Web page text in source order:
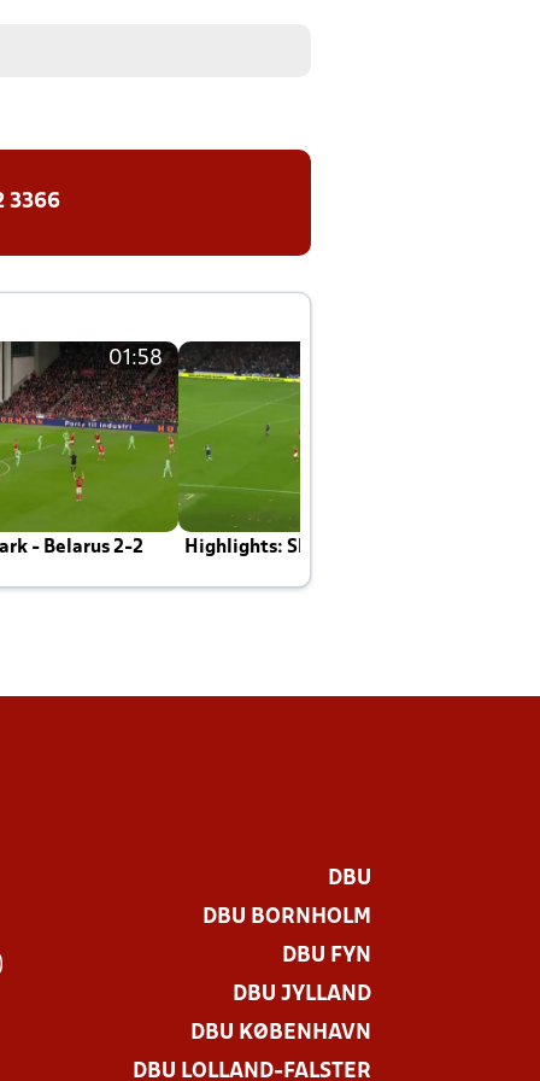
3366
01:58
- Belarus 2-2 Highlights: Skotland - Danmark 4-2
DBU
DBU BORNHOLM
DBU FYN
DBU JYLLAND
DBU KØBENHAVN
DBU LOLLAND-FALSTER